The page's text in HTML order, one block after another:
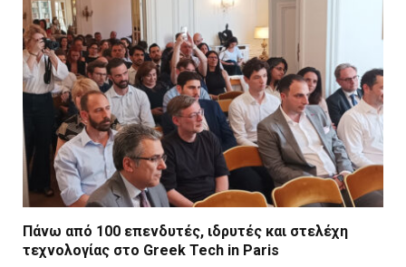
Πάνω από 100 επενδυτές, ιδρυτές και στελέχη
τεχνολογίας στο Greek Tech in Paris